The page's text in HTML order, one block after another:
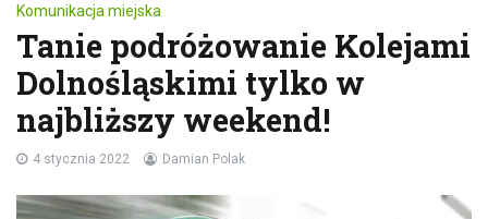
Komunikacja miejska
Tanie podróżowanie Kolejami
Dolnośląskimi tylko w
najbliższy weekend!
4 stycznia 2022 Damian Polak